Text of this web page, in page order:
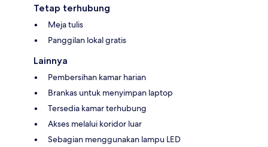
Tetap terhubung
Meja tulis
Panggilan lokal gratis
Lainnya
Pembersihan kamar harian
Brankas untuk menyimpan laptop
Tersedia kamar terhubung
Akses melalui koridor luar
Sebagian menggunakan lampu LED